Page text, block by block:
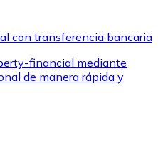
tus marcas favoritas con
con transferencia bancaria
financial mediante
de manera rápida y